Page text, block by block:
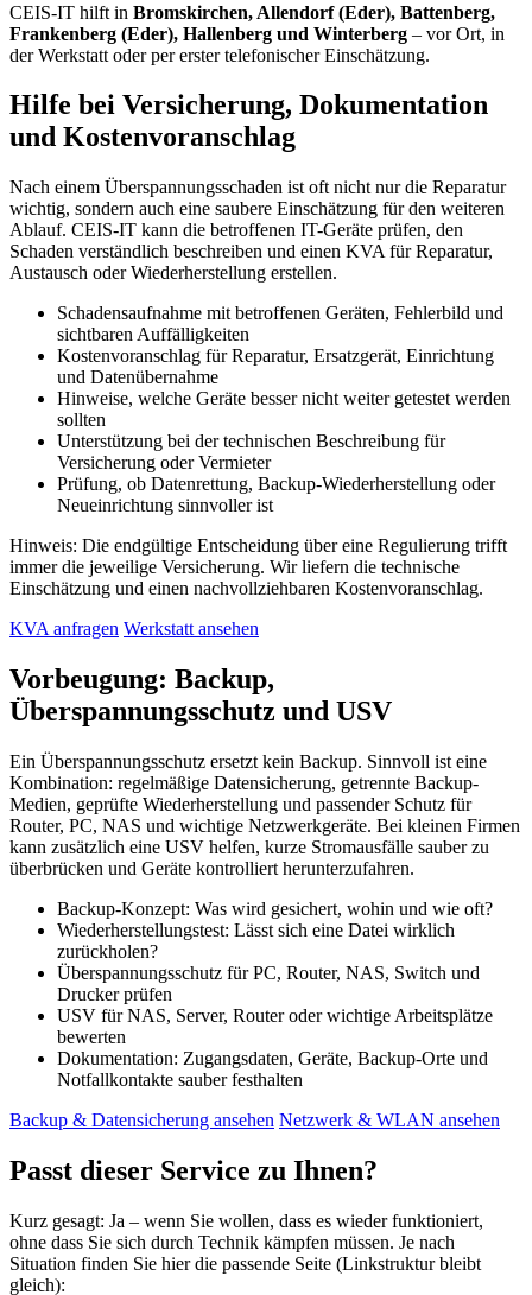
CEIS-IT hilft in Bromskirchen, Allendorf (Eder), Battenberg,
Frankenberg (Eder), Hallenberg und Winterberg – vor Ort, in
der Werkstatt oder per erster telefonischer Einschätzung.
Hilfe bei Versicherung, Dokumentation
und Kostenvoranschlag
Nach einem Überspannungsschaden ist oft nicht nur die Reparatur
wichtig, sondern auch eine saubere Einschätzung für den weiteren
Ablauf. CEIS-IT kann die betroffenen IT-Geräte prüfen, den
Schaden verständlich beschreiben und einen KVA für Reparatur,
Austausch oder Wiederherstellung erstellen.
Schadensaufnahme mit betroffenen Geräten, Fehlerbild und
sichtbaren Auffälligkeiten
Kostenvoranschlag für Reparatur, Ersatzgerät, Einrichtung
und Datenübernahme
Hinweise, welche Geräte besser nicht weiter getestet werden
sollten
Unterstützung bei der technischen Beschreibung für
Versicherung oder Vermieter
Prüfung, ob Datenrettung, Backup-Wiederherstellung oder
Neueinrichtung sinnvoller ist
Hinweis: Die endgültige Entscheidung über eine Regulierung trifft
immer die jeweilige Versicherung. Wir liefern die technische
Einschätzung und einen nachvollziehbaren Kostenvoranschlag.
KVA anfragen Werkstatt ansehen
Vorbeugung: Backup,
Überspannungsschutz und USV
Ein Überspannungsschutz ersetzt kein Backup. Sinnvoll ist eine
Kombination: regelmäßige Datensicherung, getrennte Backup-
Medien, geprüfte Wiederherstellung und passender Schutz für
Router, PC, NAS und wichtige Netzwerkgeräte. Bei kleinen Firmen
kann zusätzlich eine USV helfen, kurze Stromausfälle sauber zu
überbrücken und Geräte kontrolliert herunterzufahren.
Backup-Konzept: Was wird gesichert, wohin und wie oft?
Wiederherstellungstest: Lässt sich eine Datei wirklich
zurückholen?
Überspannungsschutz für PC, Router, NAS, Switch und
Drucker prüfen
USV für NAS, Server, Router oder wichtige Arbeitsplätze
bewerten
Dokumentation: Zugangsdaten, Geräte, Backup-Orte und
Notfallkontakte sauber festhalten
Backup & Datensicherung ansehen Netzwerk & WLAN ansehen
Passt dieser Service zu Ihnen?
Kurz gesagt: Ja – wenn Sie wollen, dass es wieder funktioniert,
ohne dass Sie sich durch Technik kämpfen müssen. Je nach
Situation finden Sie hier die passende Seite (Linkstruktur bleibt
gleich):